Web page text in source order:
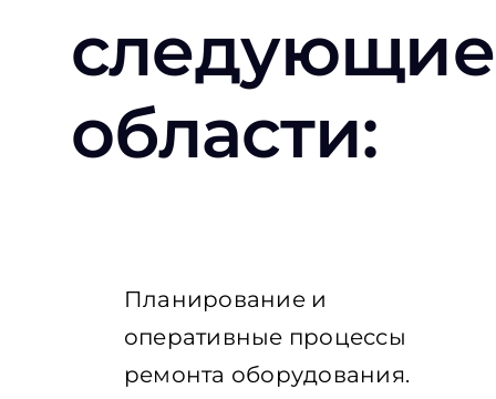
следующие
области:
Планирование и
оперативные процессы
ремонта оборудования.